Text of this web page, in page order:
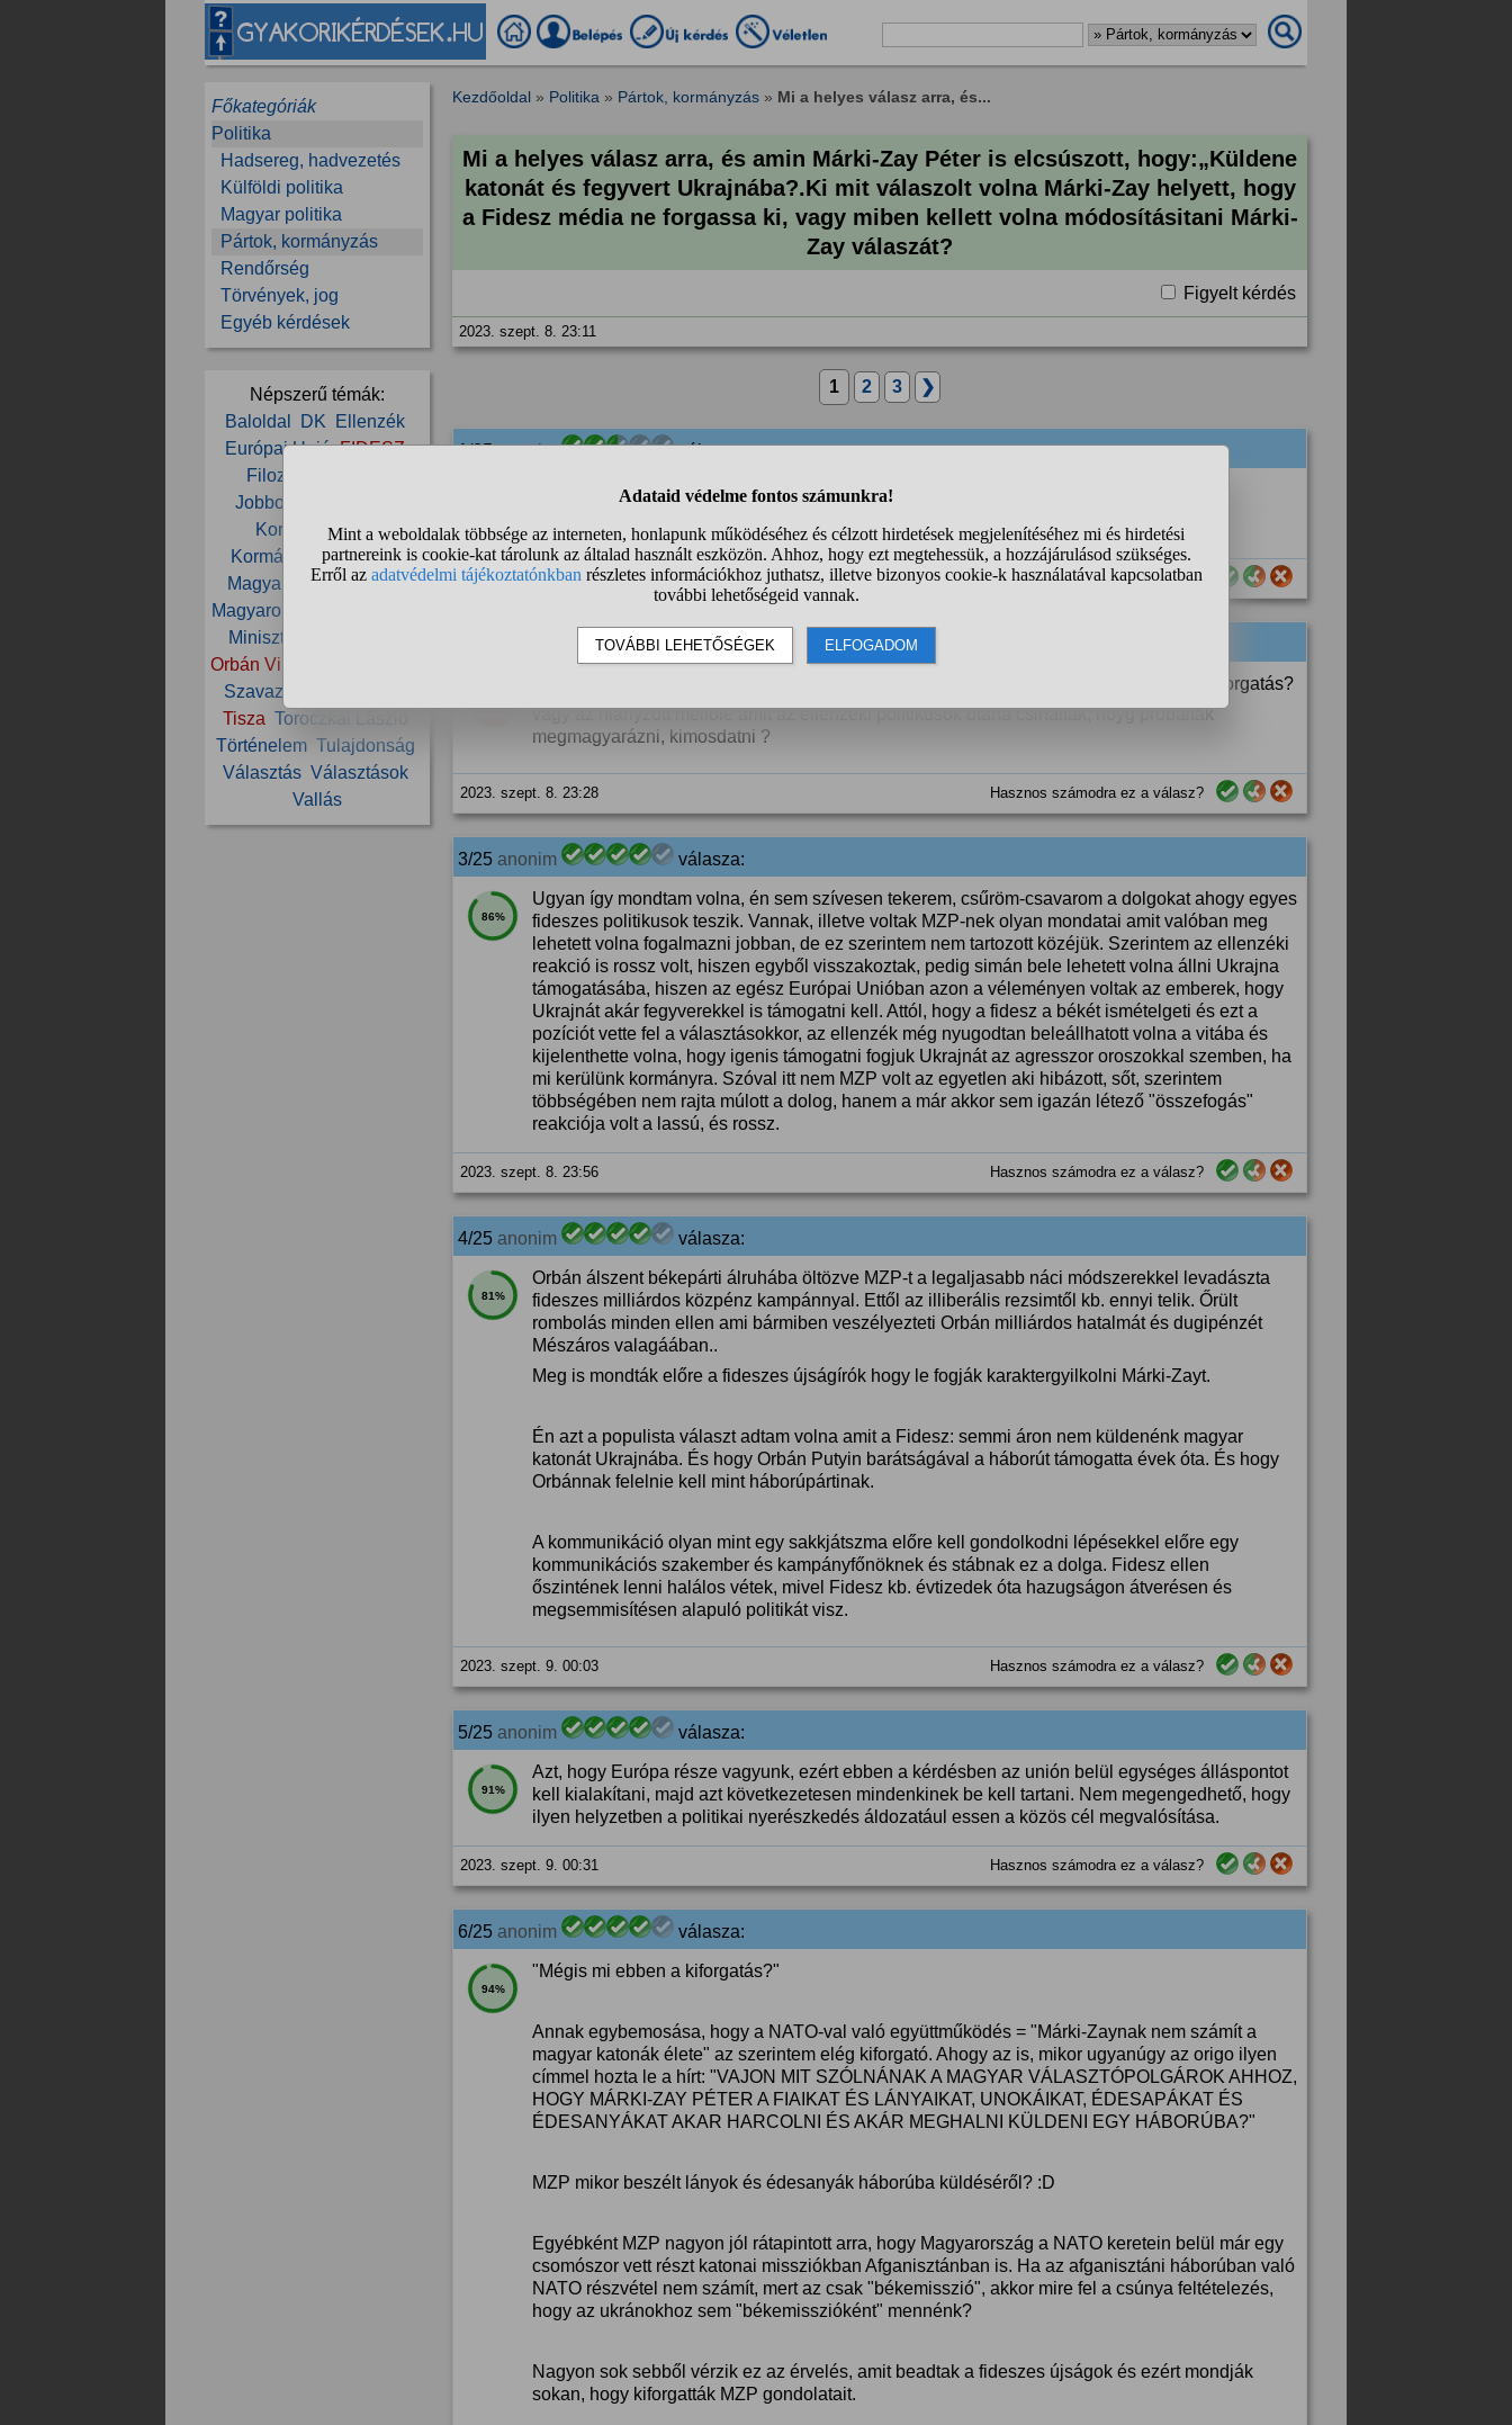
Főkategóriák
Politika
Hadsereg, hadvezetés
Külföldi politika
Magyar politika
Pártok, kormányzás
Rendőrség
Törvények, jog
Egyéb kérdések
Népszerű témák:
Baloldal
DK
Ellenzék
Európai Unió FIDESZ
Filozófia
Jobboldal
Kormányváltás
Kormányzás Közélet
Magyar
Magyar Péter
Magyarország
Miniszterelnök
Orbán Viktor
Szavazás
Tisza Toroczkai László
Történelem Tulajdonság
Választás Választások
Vallás
Kezdőoldal » Politika » Pártok, kormányzás » Mi a helyes válasz arra, és...
Mi a helyes válasz arra, és amin Márki-Zay Péter is elcsúszott, hogy:„Küldene
katonát és fegyvert Ukrajnába?.Ki mit válaszolt volna Márki-Zay helyett, hogy
a Fidesz média ne forgassa ki, vagy miben kellett volna módosításitani Márki-
Zay válaszát?
Figyelt kérdés
2023. szept. 8. 23:11
1 2 3 ❯
1/25anonim válasza:
Semmiféle kiforgatás nem volt, csak idézték. Hagyjátok abba ezeket a szánalmas
2023. szept. 8. 23:13 Hasznos számodra ez a válasz?
válasza:
Kérdező, szó szerint, vágás nélkül mutatták be amit MZP mondott. Mégis mi ebben a kiforgatás?
vagy az hiányzott mellőle amit az ellenzéki politikusok utána csináltak, hoyg próbálták
megmagyarázni, kimosdatni ?
2023. szept. 8. 23:28 Hasznos számodra ez a válasz?
3/25 anonim válasza:
86%
Ugyan így mondtam volna, én sem szívesen tekerem, csűröm-csavarom a dolgokat ahogy egyes
fideszes politikusok teszik. Vannak, illetve voltak MZP-nek olyan mondatai amit valóban meg
lehetett volna fogalmazni jobban, de ez szerintem nem tartozott közéjük. Szerintem az ellenzéki
reakció is rossz volt, hiszen egyből visszakoztak, pedig simán bele lehetett volna állni Ukrajna
támogatásába, hiszen az egész Európai Unióban azon a véleményen voltak az emberek, hogy
Ukrajnát akár fegyverekkel is támogatni kell. Attól, hogy a fidesz a békét ismételgeti és ezt a
pozíciót vette fel a választásokkor, az ellenzék még nyugodtan beleállhatott volna a vitába és
kijelenthette volna, hogy igenis támogatni fogjuk Ukrajnát az agresszor oroszokkal szemben, ha
mi kerülünk kormányra. Szóval itt nem MZP volt az egyetlen aki hibázott, sőt, szerintem
többségében nem rajta múlott a dolog, hanem a már akkor sem igazán létező "összefogás"
reakciója volt a lassú, és rossz.
2023. szept. 8. 23:56 Hasznos számodra ez a válasz?
4/25 anonim válasza:
81%
Orbán álszent békepárti álruhába öltözve MZP-t a legaljasabb náci módszerekkel levadászta
fideszes milliárdos közpénz kampánnyal. Ettől az illiberális rezsimtől kb. ennyi telik. Őrült
rombolás minden ellen ami bármiben veszélyezteti Orbán milliárdos hatalmát és dugipénzét
Mészáros valagáában..
Meg is mondták előre a fideszes újságírók hogy le fogják karaktergyilkolni Márki-Zayt.
Én azt a populista választ adtam volna amit a Fidesz: semmi áron nem küldenénk magyar
katonát Ukrajnába. És hogy Orbán Putyin barátságával a háborút támogatta évek óta. És hogy
Orbánnak felelnie kell mint háborúpártinak.
A kommunikáció olyan mint egy sakkjátszma előre kell gondolkodni lépésekkel előre egy
kommunikációs szakember és kampányfőnöknek és stábnak ez a dolga. Fidesz ellen
őszintének lenni halálos vétek, mivel Fidesz kb. évtizedek óta hazugságon átverésen és
megsemmisítésen alapuló politikát visz.
2023. szept. 9. 00:03 Hasznos számodra ez a válasz?
5/25 anonim válasza:
91%
Azt, hogy Európa része vagyunk, ezért ebben a kérdésben az unión belül egységes álláspontot
kell kialakítani, majd azt következetesen mindenkinek be kell tartani. Nem megengedhető, hogy
ilyen helyzetben a politikai nyerészkedés áldozatául essen a közös cél megvalósítása.
2023. szept. 9. 00:31 Hasznos számodra ez a válasz?
6/25 anonim válasza:
94%
"Mégis mi ebben a kiforgatás?"
Annak egybemosása, hogy a NATO-val való együttműködés = "Márki-Zaynak nem számít a
magyar katonák élete" az szerintem elég kiforgató. Ahogy az is, mikor ugyanúgy az origo ilyen
címmel hozta le a hírt: "VAJON MIT SZÓLNÁNAK A MAGYAR VÁLASZTÓPOLGÁROK AHHOZ,
HOGY MÁRKI-ZAY PÉTER A FIAIKAT ÉS LÁNYAIKAT, UNOKÁIKAT, ÉDESAPÁKAT ÉS
ÉDESANYÁKAT AKAR HARCOLNI ÉS AKÁR MEGHALNI KÜLDENI EGY HÁBORÚBA?"
MZP mikor beszélt lányok és édesanyák háborúba küldéséről? :D
Egyébként MZP nagyon jól rátapintott arra, hogy Magyarország a NATO keretein belül már egy
csomószor vett részt katonai missziókban Afganisztánban is. Ha az afganisztáni háborúban való
NATO részvétel nem számít, mert az csak "békemisszió", akkor mire fel a csúnya feltételezés,
hogy az ukránokhoz sem "békemisszióként" mennénk?
Nagyon sok sebből vérzik ez az érvelés, amit beadtak a fideszes újságok és ezért mondják
sokan, hogy kiforgatták MZP gondolatait.